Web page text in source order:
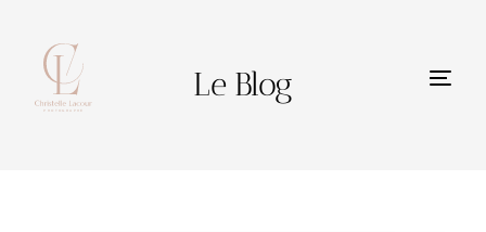
Le Blog